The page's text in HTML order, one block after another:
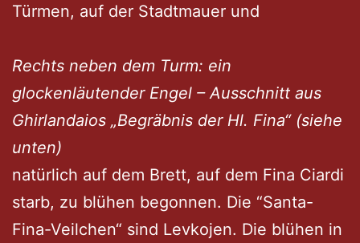
Türmen, auf der Stadtmauer und
Rechts neben dem Turm: ein
glockenläutender Engel – Ausschnitt aus
Ghirlandaios „Begräbnis der Hl. Fina“ (siehe
unten)
natürlich auf dem Brett, auf dem Fina Ciardi
starb, zu blühen begonnen. Die “Santa-
Fina-Veilchen“ sind Levkojen. Die blühen in